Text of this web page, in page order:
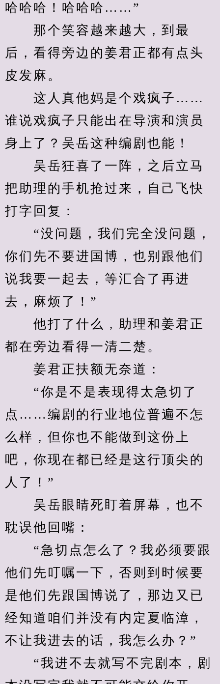
哈哈哈！哈哈哈……”
那个笑容越来越大，到最
后，看得旁边的姜君正都有点头
皮发麻。
这人真他妈是个戏疯子……
谁说戏疯子只能出在导演和演员
身上了？吴岳这种编剧也能！
吴岳狂喜了一阵，之后立马
把助理的手机抢过来，自己飞快
打字回复：
“没问题，我们完全没问题，
你们先不要进国博，也别跟他们
说我要一起去，等汇合了再进
去，麻烦了！”
他打了什么，助理和姜君正
都在旁边看得一清二楚。
姜君正扶额无奈道：
“你是不是表现得太急切了
点……编剧的行业地位普遍不怎
么样，但你也不能做到这份上
吧，你现在都已经是这行顶尖的
人了！”
吴岳眼睛死盯着屏幕，也不
耽误他回嘴：
“急切点怎么了？我必须要跟
他们先叮嘱一下，否则到时候要
是他们先跟国博说了，那边又已
经知道咱们并没有内定夏临漳，
不让我进去的话，我怎么办？”
“我进不去就写不完剧本，剧